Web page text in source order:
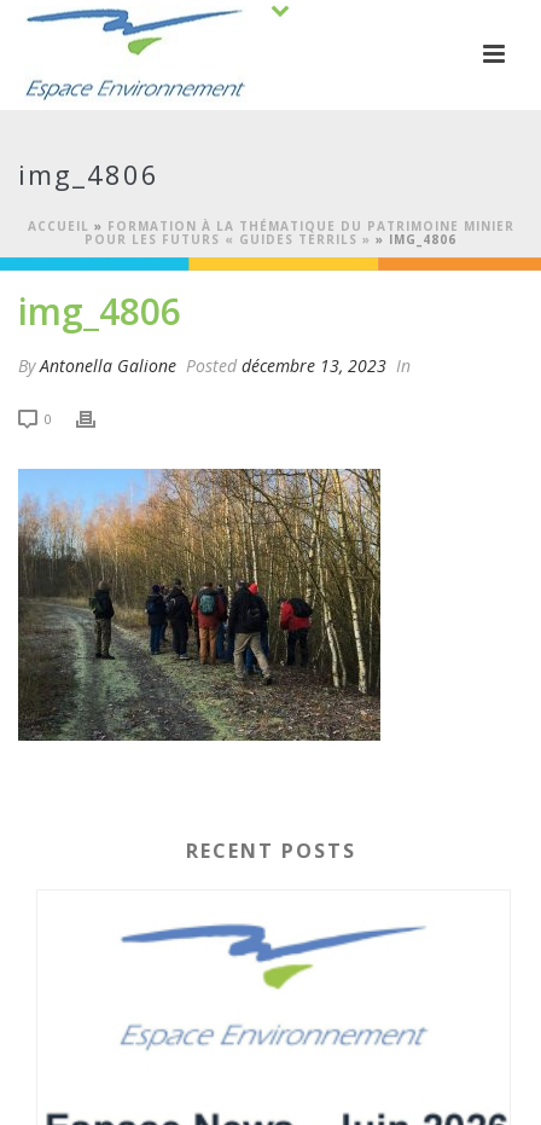
img_4806
ACCUEIL » FORMATION À LA THÉMATIQUE DU PATRIMOINE MINIER
POUR LES FUTURS « GUIDES TERRILS » » IMG_4806
img_4806
ByAntonella Galione Posted décembre 13, 2023 In
0
RECENT POSTS